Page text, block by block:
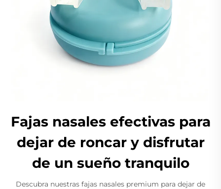
Fajas nasales efectivas para
dejar de roncar y disfrutar
de un sueño tranquilo
Descubra nuestras fajas nasales premium para dejar de